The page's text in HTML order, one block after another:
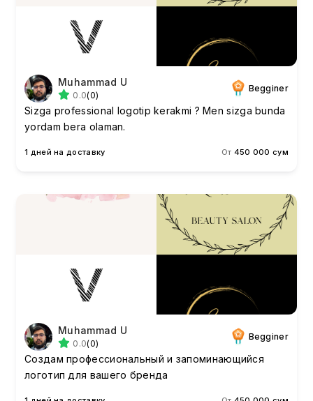
Muhammad U
0.0(0)
Begginer
Sizga professional logotip kerakmi ? Men sizga bunda
yordam bera olaman.
1 дней на доставку От 450 000 сум
Muhammad U
0.0(0)
Begginer
Создам профессиональный и запоминающийся
логотип для вашего бренда